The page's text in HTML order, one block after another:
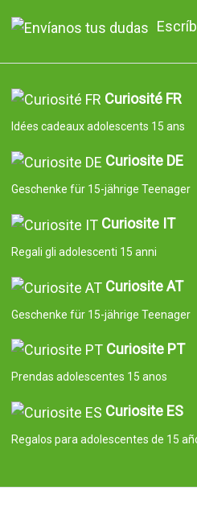
Curiosité FR
Idées cadeaux adolescents 15 ans
Curiosite DE
Geschenke für 15-jährige Teenager
Curiosite IT
Regali gli adolescenti 15 anni
Curiosite AT
Geschenke für 15-jährige Teenager
Curiosite PT
Prendas adolescentes 15 anos
Curiosite ES
Regalos para adolescentes de 15